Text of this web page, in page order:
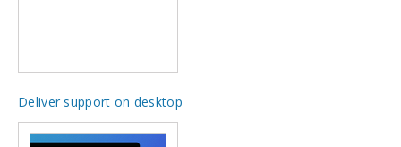
Deliver support on desktop